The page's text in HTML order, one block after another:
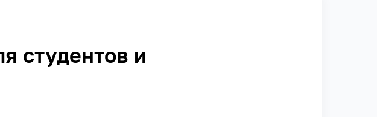
студентов и